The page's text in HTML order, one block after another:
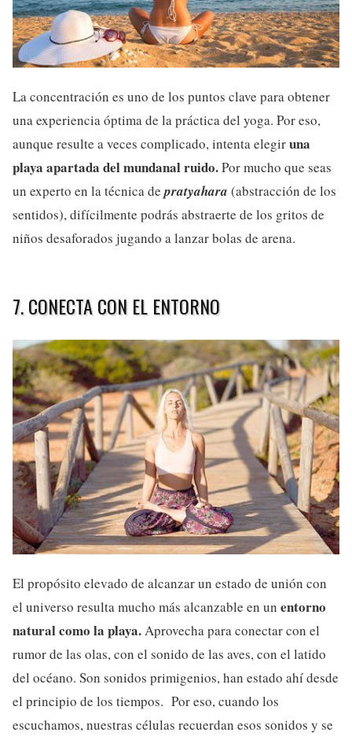
La concentración es uno de los puntos clave para obtener
una experiencia óptima de la práctica del yoga. Por eso,
aunque resulte a veces complicado, intenta elegiruna
playa apartada del mundanal ruido.Por mucho que seas
un experto en la técnica depratyahara (abstracción de los
sentidos), difícilmente podrás abstraerte de los gritos de
niños desaforados jugando a lanzar bolas de arena.
7. CONECTA CON EL ENTORNO
El propósito elevado de alcanzar un estado de unión con
el universo resulta mucho más alcanzable en un entorno
natural como la playa.Aprovecha para conectar con el
rumor de las olas, con el sonido de las aves, con el latido
del océano. Son sonidos primigenios, han estado ahí desde
el principio de los tiempos. Por eso, cuando los
escuchamos, nuestras células recuerdan esos sonidos y se